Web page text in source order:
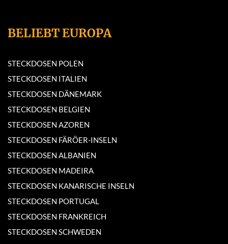
BELIEBT EUROPA
STECKDOSEN POLEN
STECKDOSEN ITALIEN
STECKDOSEN DÄNEMARK
STECKDOSEN BELGIEN
STECKDOSEN AZOREN
STECKDOSEN FÄRÖER-INSELN
STECKDOSEN ALBANIEN
STECKDOSEN MADEIRA
STECKDOSEN KANARISCHE INSELN
STECKDOSEN PORTUGAL
STECKDOSEN FRANKREICH
STECKDOSEN SCHWEDEN